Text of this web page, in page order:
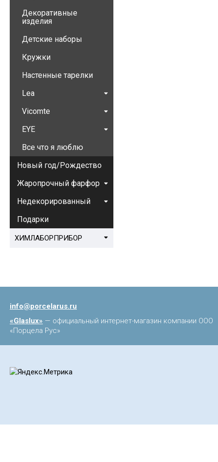
Декоративные
изделия
Детские наборы
Кружки
Настенные тарелки
Lea
Vicomte
EYE
Все что я люблю
Новый год/Рождество
Жаропрочный фарфор
Недекорированный
Подарки
ХИМЛАБОРПРИБОР
info@porcelarus.ru
«Glaslux» — официальный интернет-магазин компании ООО
«Порцела Рус»